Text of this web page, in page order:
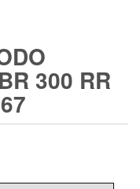
300 RR